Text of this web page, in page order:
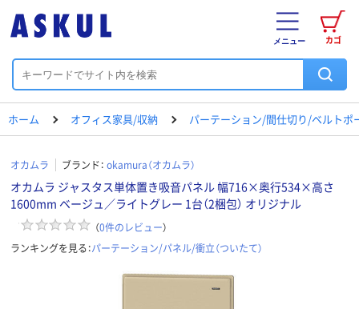
カゴ
メニュー
ホーム オフィス家具/収納 パーテーション/間仕切り/ベルトポ
オカムラ ブランド： okamura（オカムラ）
オカムラ ジャスタス単体置き吸音パネル 幅716×奥行534×高さ
1600mm ベージュ／ライトグレー 1台（2梱包） オリジナル
（0件のレビュー）
ランキングを見る：パーテーション/パネル/衝立（ついたて）